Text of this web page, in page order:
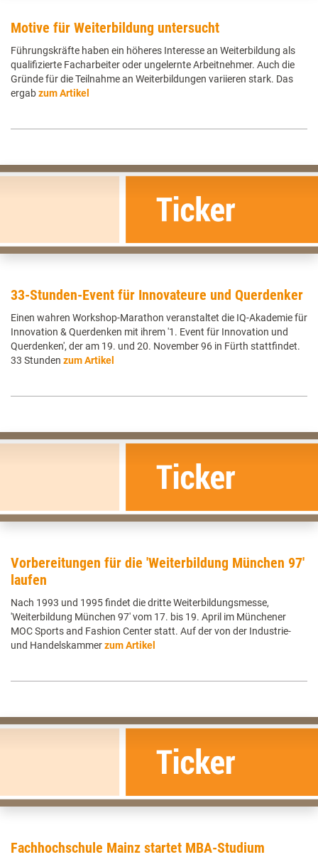
Motive für Weiterbildung untersucht
Führungskräfte haben ein höheres Interesse an Weiterbildung als
qualifizierte Facharbeiter oder ungelernte Arbeitnehmer. Auch die
Gründe für die Teilnahme an Weiterbildungen variieren stark. Das
ergabzum Artikel
33-Stunden-Event für Innovateure und Querdenker
Einen wahren Workshop-Marathon veranstaltet die IQ-Akademie für
Innovation & Querdenken mit ihrem '1. Event für Innovation und
Querdenken', der am 19. und 20. November 96 in Fürth stattfindet.
33 Stunden zum Artikel
Vorbereitungen für die 'Weiterbildung München 97'
laufen
Nach 1993 und 1995 findet die dritte Weiterbildungsmesse,
'Weiterbildung München 97' vom 17. bis 19. April im Münchener
MOC Sports and Fashion Center statt. Auf der von der Industrie-
und Handelskammerzum Artikel
Fachhochschule Mainz startet MBA-Studium